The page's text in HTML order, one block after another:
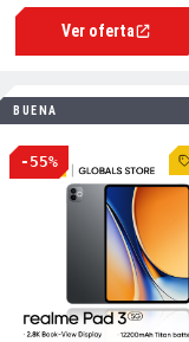
Ver oferta
BUENA
-55%